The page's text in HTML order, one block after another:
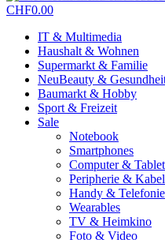
CHF0.00
IT & Multimedia
Haushalt & Wohnen
Supermarkt & Familie
NeuBeauty &
Baumarkt & Hobby
Sport & Freizeit
Sale
Notebook
Smartphones
Computer &
Peripherie & Kabel
Handy & Telefonie
Wearables
TV & Heimkino
Foto & Video